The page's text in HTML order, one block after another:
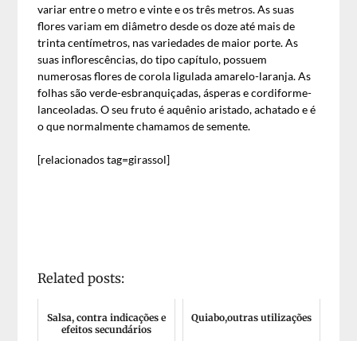
variar entre o metro e vinte e os três metros. As suas
flores variam em diâmetro desde os doze até mais de
trinta centímetros, nas variedades de maior porte. As
suas inflorescências, do tipo capítulo, possuem
numerosas flores de corola ligulada amarelo-laranja. As
folhas são verde-esbranquiçadas, ásperas e cordiforme-
lanceoladas. O seu fruto é aquênio aristado, achatado e é
o que normalmente chamamos de semente.
[relacionados tag=girassol]
Related posts:
Salsa, contra indicações e
efeitos secundários
Quiabo,outras utilizações